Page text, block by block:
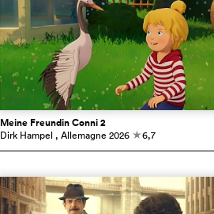
Meine Freundin Conni 2
Dirk Hampel , Allemagne 2026 c6,7